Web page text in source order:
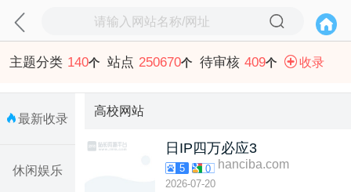
主题分类 140个 站点 250670个 待审核 409个 收录
最新收录
休闲娱乐
高校网站
日IP四万必应3
5 0 hanciba.com
2026-07-20